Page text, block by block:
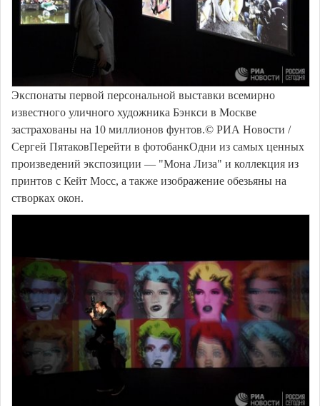
Экспонаты первой персональной выставки всемирно
известного уличного художника Бэнкси в Москве
застрахованы на 10 миллионов фунтов.© РИА Новости /
Сергей ПятаковПерейти в фотобанкОдни из самых ценных
произведений экспозиции — "Мона Лиза" и коллекция из
принтов с Кейт Мосс, а также изображение обезьяны на
створках окон.